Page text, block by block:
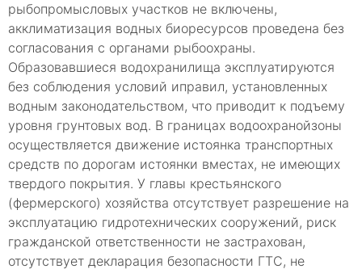
рыбопромысловых участков не включены,
акклиматизация водных биоресурсов проведена без
согласования с органами рыбоохраны.
Образовавшиеся водохранилища эксплуатируются
без соблюдения условий иправил, установленных
водным законодательством, что приводит к подъему
уровня грунтовых вод. В границах водоохранойзоны
осуществляется движение истоянка транспортных
средств по дорогам истоянки вместах, не имеющих
твердого покрытия. У главы крестьянского
(фермерского) хозяйства отсутствует разрешение на
эксплуатацию гидротехнических сооружений, риск
гражданской ответственности не застрахован,
отсутствует декларация безопасности ГТС, не